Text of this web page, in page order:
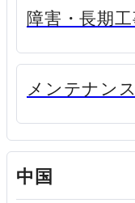
障害・長期
メンテナンス
中国